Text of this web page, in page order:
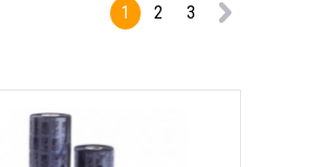
1
2 3